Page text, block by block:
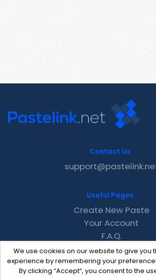
We use cookies on our website to give you
experience by remembering your
By clicking “Accept”, you consent to the
Contact Us
Useful Pages
Create New Paste
Your Account
F.A.Q.
Recent
Contact